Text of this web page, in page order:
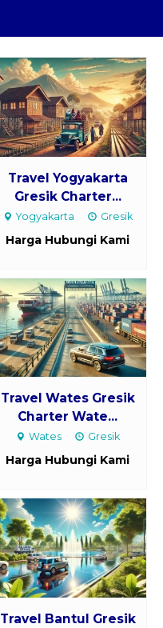
Travel Yogyakarta
Gresik Charter...
Yogyakarta Gresik
Harga Hubungi Kami
Travel Wates Gresik
Charter Wate...
Wates Gresik
Harga Hubungi Kami
Travel Bantul Gresik